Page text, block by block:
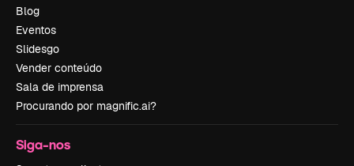
Blog
Eventos
Slidesgo
Vender conteúdo
Sala de imprensa
Procurando por magnific.ai?
Siga-nos